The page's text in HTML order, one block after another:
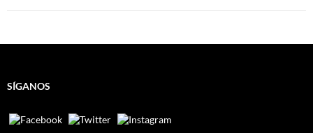
SÍGANOS